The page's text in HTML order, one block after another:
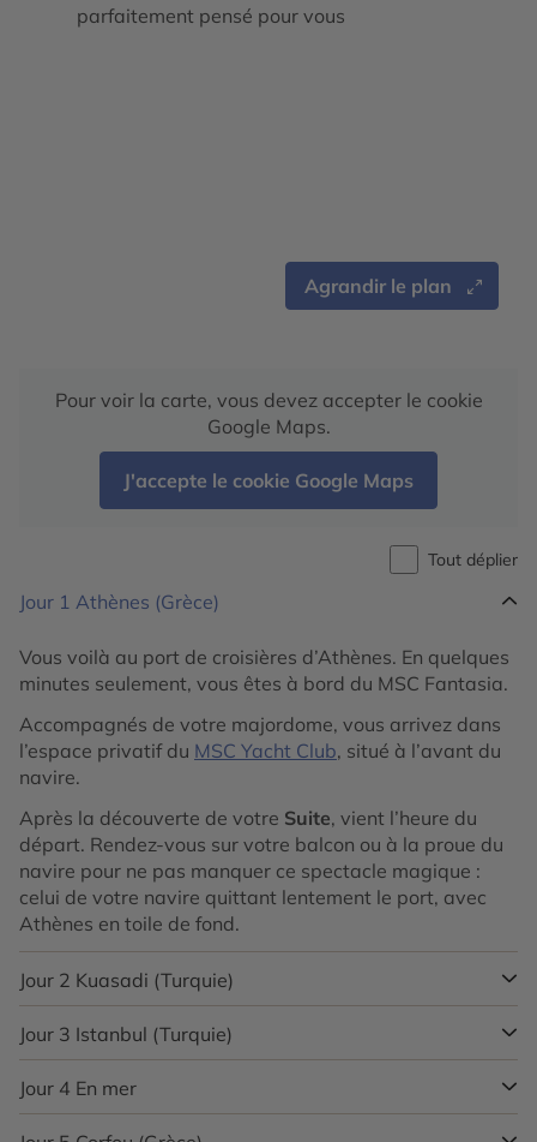
parfaitement pensé pour vous
Agrandir le plan
Pour voir la carte, vous devez accepter le cookie
Google Maps.
J'accepte le cookie Google Maps
Tout déplier
Jour 1 Athènes (Grèce)
Vous voilà au port de croisières d’Athènes. En quelques
minutes seulement, vous êtes à bord du MSC Fantasia.
Accompagnés de votre majordome, vous arrivez dans
l’espace privatif du MSC Yacht Club, situé à l’avant du
navire.
Après la découverte de votre Suite, vient l’heure du
départ. Rendez-vous sur votre balcon ou à la proue du
navire pour ne pas manquer ce spectacle magique :
celui de votre navire quittant lentement le port, avec
Athènes en toile de fond.
Jour 2 Kuasadi (Turquie)
Témoin de certains des empires les plus puissants du
monde, notamment romain, byzantin et ottoman, la
Turquieregorge de vestiges anciens et de sites classés
au Patrimoine Mondial de l’UNESCO. C’est un pays
Jour 3 Istanbul (Turquie)
Istanbul est la plus grande ville de Turquie,
l’Orient ancien rencontre l’Occident contemporain.
Jour 4 En mer